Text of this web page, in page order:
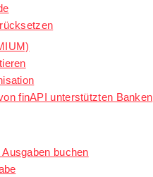
finAPI unterstützten Banken
buchen